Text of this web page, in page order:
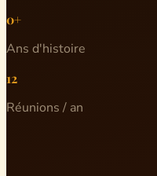
0+
Ans d'histoire
12
Réunions / an